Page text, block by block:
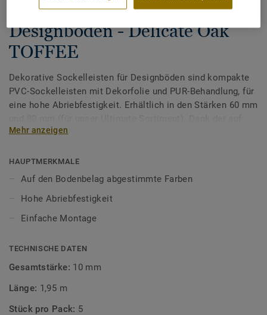
Dekorative Sockelleisten für
Designböden - Delicate Oak
TOFFEE
Dekorative Sockelleisten für Designböden sind kompakte
PVC-Sockelleisten mit Dekorfolie und PUR-Behandlung, für
eine hohe Abriebfestigkeit. Erhältlich in den Stärken 60 mm
unsere Designböden abgestimmten Farben sorgen Sie für
Mehr anzeigen
HAUPTMERKMALE
Auf den Bodenbelag abgestimmte Farben
Hohe Abriebfestigkeit
Einfache Montage
TECHNISCHE DATEN
Gesamtstärke: 10 mm
Länge: 1,95 m
Stück pro Pack: 5